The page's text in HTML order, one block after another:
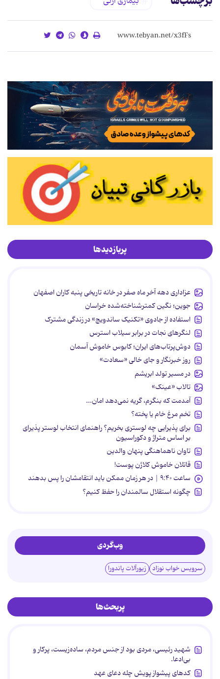
پربازدیدها
عزاداری دهه آخر ماه صفر در خانه تاریخی پنبه کاران اصفهان
جوین؛ نگین کمترشناخته‌شده خراسان
استفاده از جادوی «تکنیک ساندویچ» در زندگی مشترک
لنگرهای نجات در برابر سیلاب استرس
دوش‌پرتاب‌های ایران؛ کابوس خاموش آسمان
روز خبرنگار و جای خالی «سعادت»
در مسیر تولد ابریشم
تالاب «عینک»
آمدمت که بنگرم، گریه نمی‌دهد امان...
تخم مرغ خام یا پخته؟
برای پذیرایی چه لوستری بخریم؟ راهنمای انتخاب لوستر پذیرای
بر اساس متراژ و دکوراسیون
تاوان ناهماهنگی پنهان والدین
قاتلان خاموش کلاژن پوست!
ساعت ۹:۴۰ | در هر زمان ممکن باید انتقامشان را پس بدهند
چگونه استقلال سالمندان را حفظ کنیم؟
وب‌گردی
سرویس خواب نوزاد زیورآلات پاندورا
پربحث‌ها
شهید رئیسی، مردی بود از جنس مردم، ساده‌زیست، پرکار و
بی‌ادعا.
کدهای پیشواز پویش چله دعای عهد